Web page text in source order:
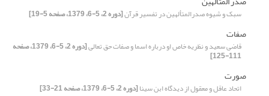
سبک و شیوه صدرالمتألهین در تفسیر قرآن[دوره 2، 5-6، 1379، صفحه 5-19]
صفات
قاضی سعید و نظریه خاص او درباره اسما و صفات حق تعالی [دوره 2، 5-6، 1379، صفحه
111-125]
صورت
اتحاد عاقل و معقول از دیدگاه ابن سینا[دوره 2، 5-6، 1379، صفحه 21-33]